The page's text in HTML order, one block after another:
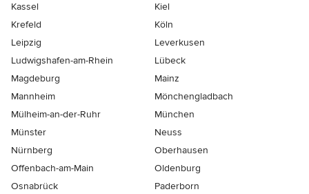
Kassel
Kiel
Krefeld
Köln
Leipzig
Leverkusen
Ludwigshafen-am-Rhein
Lübeck
Magdeburg
Mainz
Mannheim
Mönchen­gladbach
Mülheim-an-der-Ruhr
München
Münster
Neuss
Nürnberg
Oberhausen
Offenbach-am-Main
Oldenburg
Osnabrück
Paderborn